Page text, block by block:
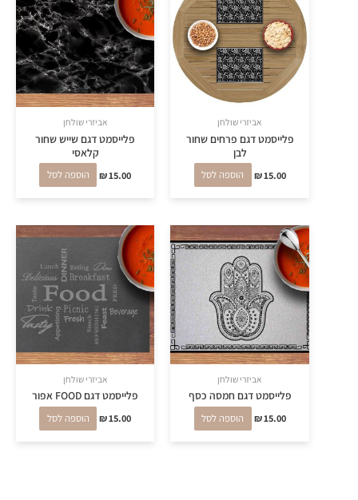
אביזרי שולחן
פלייסמט דגם פרחים שחור
לבן
₪15.00 הוספה לסל
אביזרי שולחן
פלייסמט דגם שייש שחור
קלאסי
₪15.00 הוספה לסל
אביזרי שולחן
פלייסמט דגם חמסה כסף
₪15.00 הוספה לסל
אביזרי שולחן
פלייסמט דגם FOOD אפור
₪15.00 הוספה לסל